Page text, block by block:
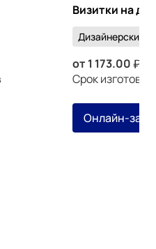
Визитки на
Дизайнерский
от 1 173.00
Срок
Онлайн-